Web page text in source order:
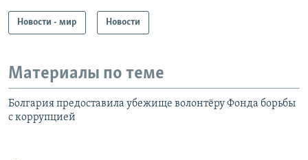
Новости - мир Новости
Материалы по теме
Болгария предоставила убежище волонтёру Фонда борьбы
с коррупцией